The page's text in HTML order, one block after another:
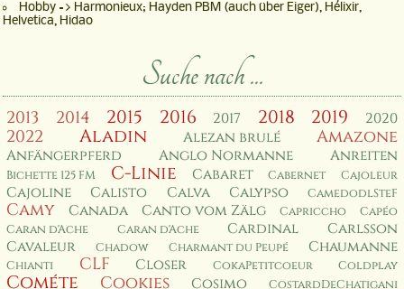
Hobby => Harmonieux; Hayden PBM (auch über Eiger), Hélixir,
Helvetica, Hidao
Suche nach ...
2013 2014 2015 2016 2017 2018 2019 2020
2022 Aladin Alezan brulé Amazone
Anfängerpferd Anglo Normanne Anreiten
Bichette 125 FM C-Linie Cabaret Cabernet Cajoleur
Cajoline Calisto Calva Calypso CamedodlSteF
Camy Canada Canto vom Zälg Capriccho
Capéo
Caran d'Ache
Caran d'Ache Cardinal
Carlsson
Cavaleur
Chadow Charmant du Peupé Chaumanne
Chianti CLF Closer CokaPetitcoeur Coldplay
Cométe Cookies Cosimo CostardDeChatigani